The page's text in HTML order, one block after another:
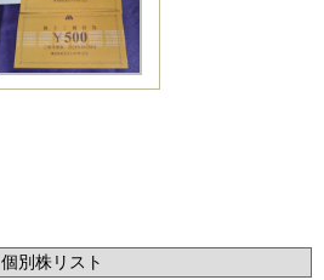
個別株リスト